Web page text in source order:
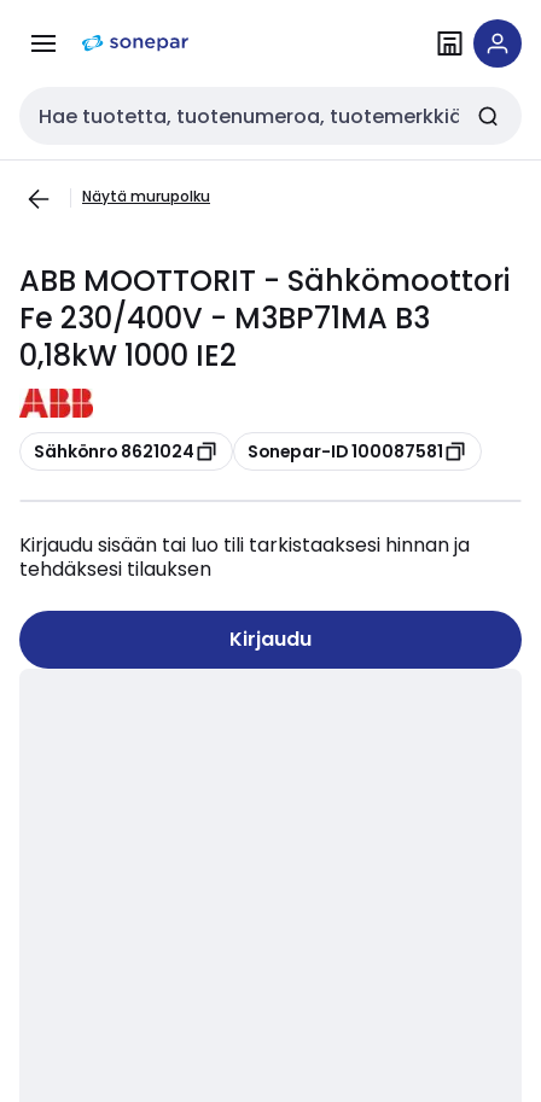
navigointiinsisältöön
Haku
Näytä murupolku
ABB MOOTTORIT - Sähkömoottori
Fe 230/400V - M3BP71MA B3
0,18kW 1000 IE2
Kopioi
Sähkönro 8621024 Kopioi
Sonepar-ID 100087581
Kirjaudu sisään tai luo tili tarkistaaksesi hinnan ja
tehdäksesi tilauksen
Kirjaudu